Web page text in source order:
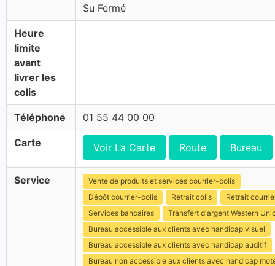
Su Fermé
Heure
limite
avant
livrer les
colis
Téléphone 01 55 44 00 00
Carte Voir La Carte Route Bureau
Service
Vente de produits et services courrier-colis
Dépôt courrier-colis
Retrait colis
Retrait
Services bancaires
Transfert d'argent Western
Bureau accessible aux clients avec handicap visuel
Bureau accessible aux clients avec handicap auditif
Bureau non accessible aux clients avec handicap